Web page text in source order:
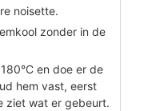
noisette.
zonder in de
en doe er de
hem vast, eerst
ziet wat er gebeurt.